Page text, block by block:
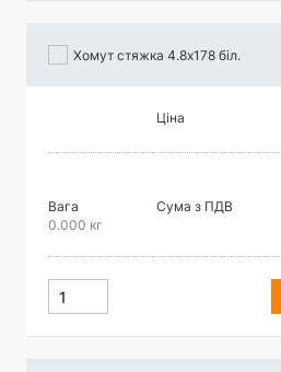
Хомут стяжка 4.8х178 біл.
Ціна
Вага
0.000 кг
Сума з ПДВ